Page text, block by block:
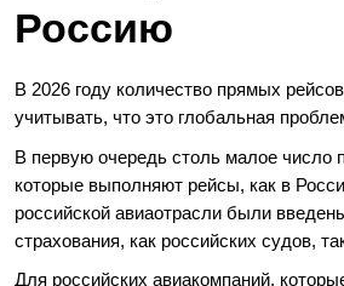
Россию
В 2026 году количество прямых
учитывать, что это глобальная
В первую очередь столь малое число
которые выполняют рейсы, как в
российской авиаотрасли были
страхования, как российских судов,
Для российских авиакомпаний,